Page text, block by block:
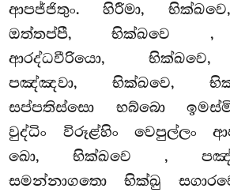
ආපජ්ජිතුං. හිරීමා,
ඔත්තප්පී, භික්ඛවෙ ,
ආරද්ධවීරියො,
පඤ්ඤවා, භික්ඛවෙ,
සප්පතිස්සො භබ්බො
වුද්ධිං විරූළ්හිං වෙපුල්ලං
ඛො, භික්ඛවෙ ,
සමන්නාගතො භික්ඛු